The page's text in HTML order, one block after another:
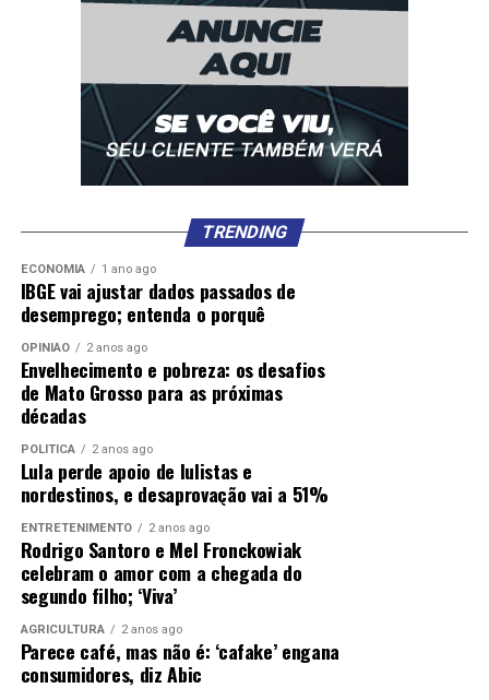
TRENDING
ECONOMIA 1 ano ago
IBGE vai ajustar dados passados de
desemprego; entenda o porquê
OPINIÃO 2 anos ago
Envelhecimento e pobreza: os desafios
de Mato Grosso para as próximas
décadas
POLÍTICA 2 anos ago
Lula perde apoio de lulistas e
nordestinos, e desaprovação vai a 51%
ENTRETENIMENTO 2 anos ago
Rodrigo Santoro e Mel Fronckowiak
celebram o amor com a chegada do
segundo filho; ‘Viva’
AGRICULTURA 2 anos ago
Parece café, mas não é: ‘cafake’ engana
consumidores, diz Abic